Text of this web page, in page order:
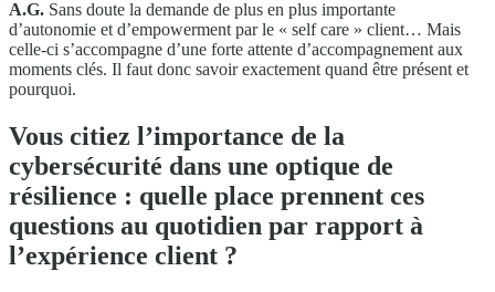
A.G. Sans doute la demande de plus en plus importante
d’autonomie et d’empowerment par le « self care » client… Mais
celle-ci s’accompagne d’une forte attente d’accompagnement aux
moments clés. Il faut donc savoir exactement quand être présent et
pourquoi.
Vous citiez l’importance de la
cybersécurité dans une optique de
résilience : quelle place prennent ces
questions au quotidien par rapport à
l’expérience client ?